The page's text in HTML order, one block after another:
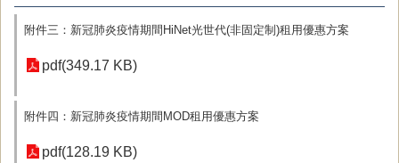
附件三：新冠肺炎疫情期間HiNet光世代(非固定制)租用優惠方案
pdf(349.17 KB)
附件四：新冠肺炎疫情期間MOD租用優惠方案
pdf(128.19 KB)